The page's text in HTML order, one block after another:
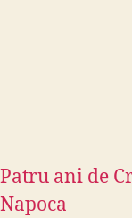
Patru ani de
Napoca